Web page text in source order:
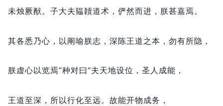
未烛厥猷。 子大夫韫韥道术， 俨然而进， 朕甚嘉焉。
其各悉乃心， 以阐喻朕志， 深陈王道之本， 勿有所隐，
朕虚心以览焉”种对曰“夫天地设位， 圣人成能，
王道至深， 所以行化至远。 故能开物成务，